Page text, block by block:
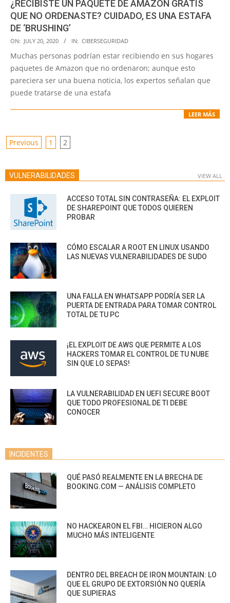
¿RECIBISTE UN PAQUETE DE AMAZON GRATIS
QUE NO ORDENASTE? CUIDADO, ES UNA ESTAFA
DE ‘BRUSHING’
2020-
07-
20
ON: JULY 20, 2020 IN: CIBERSEGURIDAD
Muchas personas podrían estar recibiendo en sus hogares
paquetes de Amazon que no ordenaron; aunque esto
pareciera ser una buena noticia, los expertos señalan que
puede tratarse de una estafa
LEER MÁS
POSTS
Previous 1 2
VULNERABILIDADES VIEW ALL
ACCESO TOTAL SIN CONTRASEÑA: EL EXPLOIT
DE SHAREPOINT QUE TODOS QUIEREN
PROBAR
CÓMO ESCALAR A ROOT EN LINUX USANDO
LAS NUEVAS VULNERABILIDADES DE SUDO
UNA FALLA EN WHATSAPP PODRÍA SER LA
PUERTA DE ENTRADA PARA TOMAR CONTROL
TOTAL DE TU PC
¡EL EXPLOIT DE AWS QUE PERMITE A LOS
HACKERS TOMAR EL CONTROL DE TU NUBE
SIN QUE LO SEPAS!
LA VULNERABILIDAD EN UEFI SECURE BOOT
QUE TODO PROFESIONAL DE TI DEBE
CONOCER
INCIDENTES
QUÉ PASÓ REALMENTE EN LA BRECHA DE
BOOKING.COM — ANÁLISIS COMPLETO
NO HACKEARON EL FBI… HICIERON ALGO
MUCHO MÁS INTELIGENTE
DENTRO DEL BREACH DE IRON MOUNTAIN: LO
QUE EL GRUPO DE EXTORSIÓN NO QUERÍA
QUE SUPIERAS